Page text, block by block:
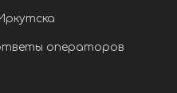
операторов